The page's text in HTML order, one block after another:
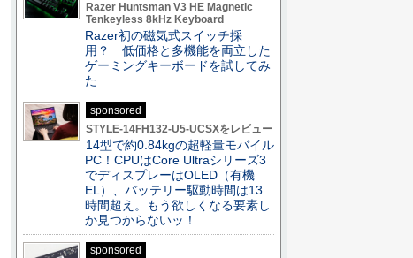
Razer Huntsman V3 HE Magnetic
Tenkeyless 8kHz Keyboard
Razer初の磁気式スイッチ採
用？ 低価格と多機能を両立した
ゲーミングキーボードを試してみ
た
sponsored
STYLE-14FH132-U5-UCSXをレビュー
14型で約0.84kgの超軽量モバイル
PC！CPUはCore Ultraシリーズ3
でディスプレーはOLED（有機
EL）、バッテリー駆動時間は13
時間超え。もう欲しくなる要素し
か見つからないッ！
sponsored